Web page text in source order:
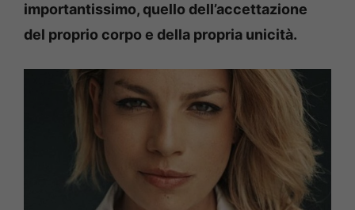
importantissimo, quello dell’accettazione
del proprio corpo e della propria unicità.